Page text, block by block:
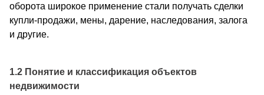
оборота широкое применение стали получать сделки
купли-продажи, мены, дарение, наследования, залога
и другие.
1.2 Понятие и классификация объектов
недвижимости